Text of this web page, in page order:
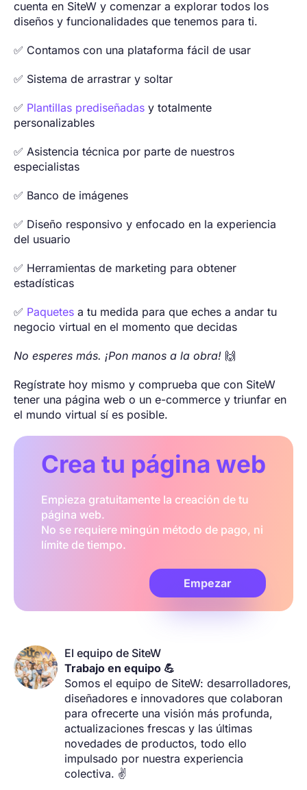
cuenta en SiteW y comenzar a explorar todos los
diseños y funcionalidades que tenemos para ti.
✅ Contamos con una plataforma fácil de usar
✅ Sistema de arrastrar y soltar
✅ Plantillas prediseñadas y totalmente
personalizables
✅ Asistencia técnica por parte de nuestros
especialistas
✅ Banco de imágenes
✅ Diseño responsivo y enfocado en la experiencia
del usuario
✅ Herramientas de marketing para obtener
estadísticas
✅ Paquetes a tu medida para que eches a andar tu
negocio virtual en el momento que decidas
No esperes más. ¡Pon manos a la obra! 🙌
Regístrate hoy mismo y comprueba que con SiteW
tener una página web o un e-commerce y triunfar en
el mundo virtual sí es posible.
Crea tu página web
Empieza gratuitamente la creación de tu
página web.
No se requiere mingún método de pago, ni
límite de tiempo.
Empezar
El equipo de SiteW
Trabajo en equipo 💪
Somos el equipo de SiteW: desarrolladores,
diseñadores e innovadores que colaboran
para ofrecerte una visión más profunda,
actualizaciones frescas y las últimas
novedades de productos, todo ello
impulsado por nuestra experiencia
colectiva. ✌️